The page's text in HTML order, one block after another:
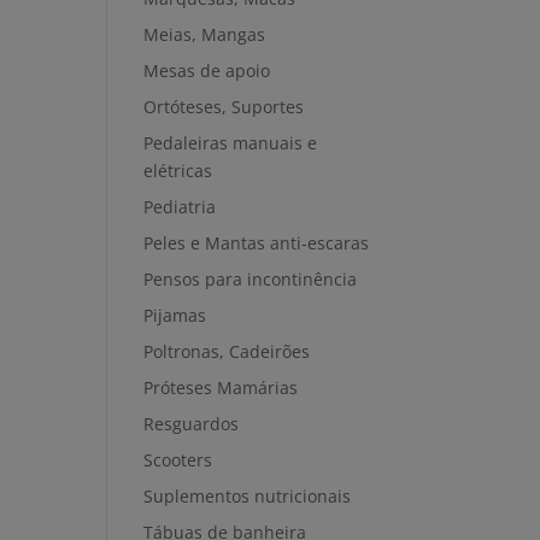
Meias, Mangas
Mesas de apoio
Ortóteses, Suportes
Pedaleiras manuais e
elétricas
Pediatria
Peles e Mantas anti-escaras
Pensos para incontinência
Pijamas
Poltronas, Cadeirões
Próteses Mamárias
Resguardos
Scooters
Suplementos nutricionais
Tábuas de banheira